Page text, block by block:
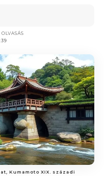
Kumamoto XIX. századi